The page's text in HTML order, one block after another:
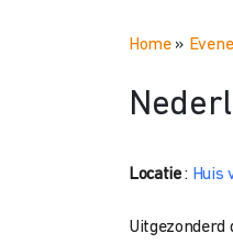
Home»
Locatie: Huis
Uitgezonderd